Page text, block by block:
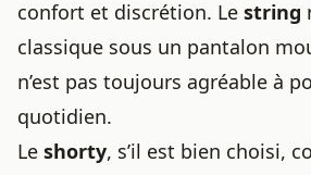
confort et discrétion. Le string
classique sous un pantalon
n’est pas toujours agréable à
quotidien.
Le shorty, s’il est bien choisi,